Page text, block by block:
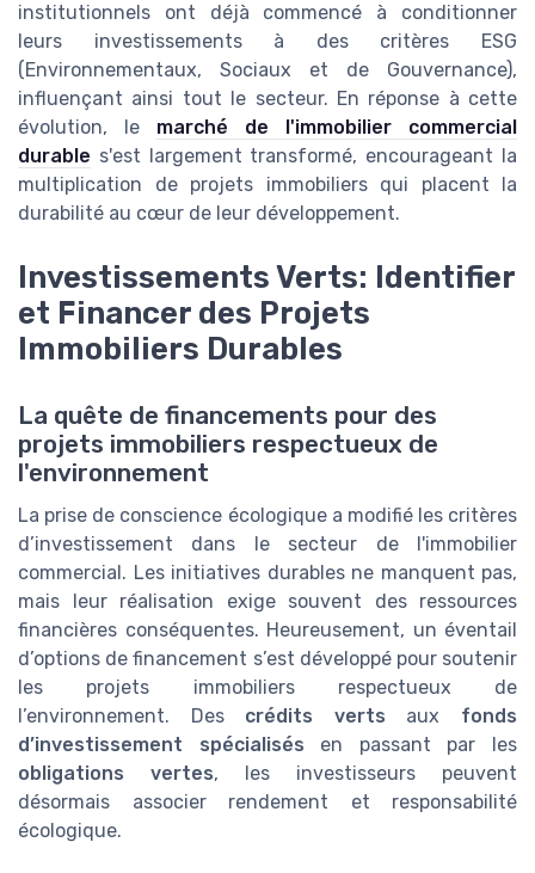
institutionnels ont déjà commencé à conditionner
leurs investissements à des critères ESG
(Environnementaux, Sociaux et de Gouvernance),
influençant ainsi tout le secteur. En réponse à cette
évolution, le marché de l'immobilier commercial
durable s'est largement transformé, encourageant la
multiplication de projets immobiliers qui placent la
durabilité au cœur de leur développement.
Investissements Verts: Identifier
et Financer des Projets
Immobiliers Durables
La quête de financements pour des
projets immobiliers respectueux de
l'environnement
La prise de conscience écologique a modifié les critères
d’investissement dans le secteur de l'immobilier
commercial. Les initiatives durables ne manquent pas,
mais leur réalisation exige souvent des ressources
financières conséquentes. Heureusement, un éventail
d’options de financement s’est développé pour soutenir
les projets immobiliers respectueux de
l’environnement. Des crédits verts aux fonds
d’investissement spécialisés en passant par les
obligations vertes, les investisseurs peuvent
désormais associer rendement et responsabilité
écologique.